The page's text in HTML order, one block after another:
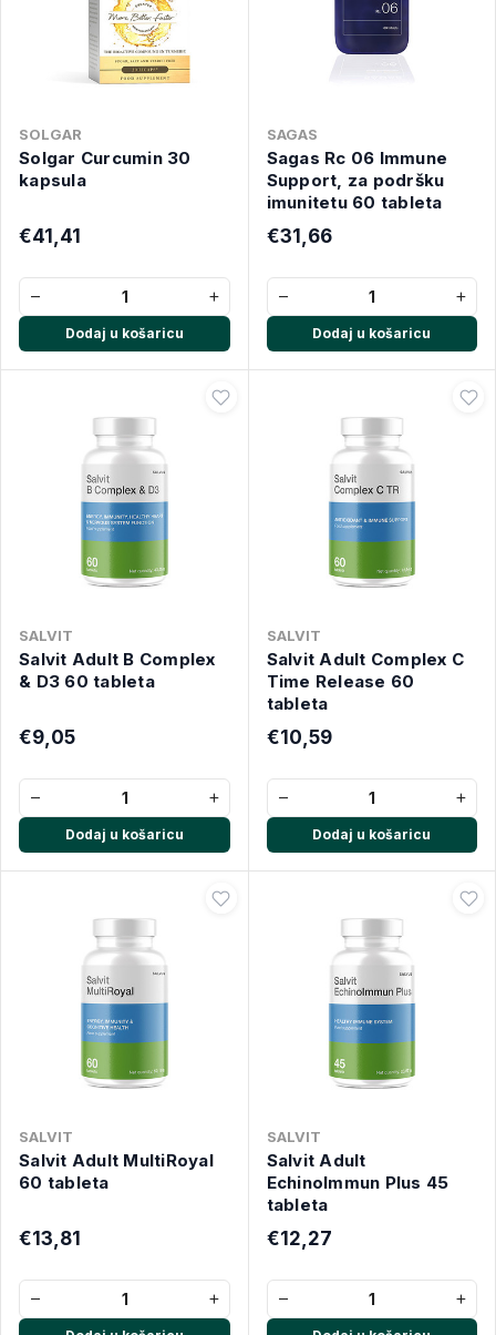
SOLGAR
Solgar Curcumin 30
kapsula
€41,41
− +
Dodaj u košaricu
SAGAS
Sagas Rc 06 Immune
Support, za podršku
imunitetu 60 tableta
€31,66
− +
Dodaj u košaricu
SALVIT
Salvit Adult B Complex
& D3 60 tableta
€9,05
− +
Dodaj u košaricu
SALVIT
Salvit Adult Complex C
Time Release 60
tableta
€10,59
− +
Dodaj u košaricu
SALVIT
Salvit Adult MultiRoyal
60 tableta
€13,81
− +
SALVIT
Salvit Adult
EchinoImmun Plus 45
tableta
€12,27
− +